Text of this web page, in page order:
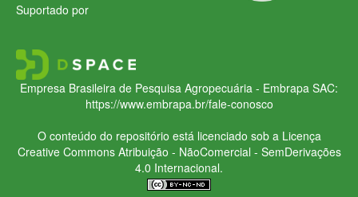
Suportado por
Empresa Brasileira de Pesquisa Agropecuária - Embrapa SAC:
https://www.embrapa.br/fale-conosco
O conteúdo do repositório está licenciado sob a Licença
Creative CommonsAtribuição - NãoComercial - SemDerivações
4.0 Internacional.